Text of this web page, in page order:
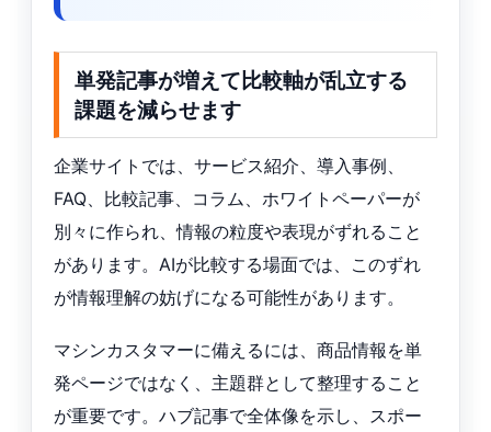
単発記事が増えて比較軸が乱立する
課題を減らせます
企業サイトでは、サービス紹介、導入事例、
FAQ、比較記事、コラム、ホワイトペーパーが
別々に作られ、情報の粒度や表現がずれること
があります。AIが比較する場面では、このずれ
が情報理解の妨げになる可能性があります。
マシンカスタマーに備えるには、商品情報を単
発ページではなく、主題群として整理すること
が重要です。ハブ記事で全体像を示し、スポー